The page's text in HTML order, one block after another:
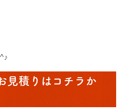
見積りはコチラか